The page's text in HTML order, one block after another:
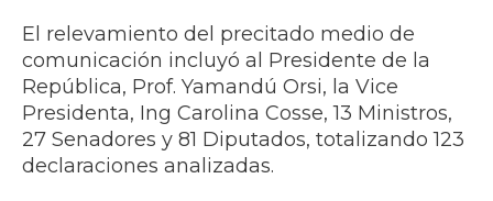
El relevamiento del precitado medio de
comunicación incluyó al Presidente de la
República, Prof. Yamandú Orsi, la Vice
Presidenta, Ing Carolina Cosse, 13 Ministros,
27 Senadores y 81 Diputados, totalizando 123
declaraciones analizadas.